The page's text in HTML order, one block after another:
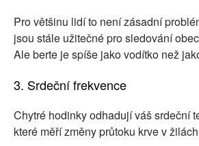
Pro většinu lidí to není zásadní
jsou stále užitečné pro sledování
Ale berte je spíše jako vodítko než
3. Srdeční frekvence
Chytré hodinky odhadují váš srdeční
které měří změny průtoku krve v